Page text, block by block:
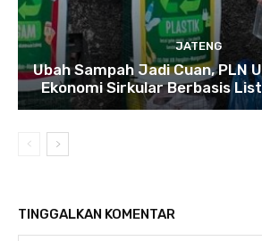
JATENG
Ubah Sampah Jadi Cuan, PLN
Ekonomi Sirkular Berbasis
TINGGALKAN KOMENTAR